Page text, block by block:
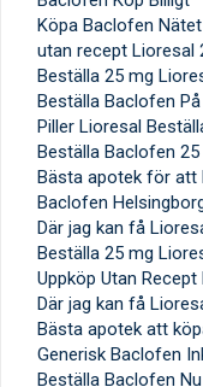
Köpa Baclofen Nätet
utan recept Lioresal
Beställa 25 mg
Beställa Baclofen
Piller Lioresal
Beställa Baclofen
Bästa apotek för att
Baclofen
Där jag kan få
Beställa 25 mg
Uppköp Utan
Där jag kan få
Bästa apotek att
Generisk Baclofen
Beställa Baclofen